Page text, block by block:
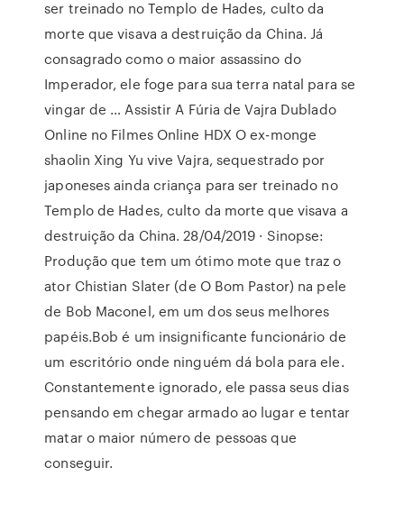
ser treinado no Templo de Hades, culto da
morte que visava a destruição da China. Já
consagrado como o maior assassino do
Imperador, ele foge para sua terra natal para se
vingar de … Assistir A Fúria de Vajra Dublado
Online no Filmes Online HDX O ex-monge
shaolin Xing Yu vive Vajra, sequestrado por
japoneses ainda criança para ser treinado no
Templo de Hades, culto da morte que visava a
destruição da China. 28/04/2019 · Sinopse:
Produção que tem um ótimo mote que traz o
ator Chistian Slater (de O Bom Pastor) na pele
de Bob Maconel, em um dos seus melhores
papéis.Bob é um insignificante funcionário de
um escritório onde ninguém dá bola para ele.
Constantemente ignorado, ele passa seus dias
pensando em chegar armado ao lugar e tentar
matar o maior número de pessoas que
conseguir.